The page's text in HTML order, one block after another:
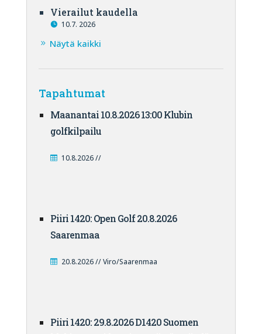
Vierailut kaudella
10.7. 2026
Näytä kaikki
Tapahtumat
Maanantai 10.8.2026 13:00 Klubin
golfkilpailu
10.8.2026 //
Piiri 1420: Open Golf 20.8.2026
Saarenmaa
20.8.2026 // Viro/Saarenmaa
Piiri 1420: 29.8.2026 D1420 Suomen